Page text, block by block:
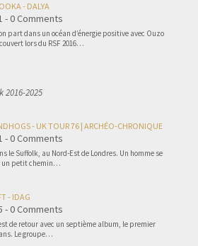
- DALYA
- 0 Comments
part dans un océan d’énergie positive avec Ouzo
lors du RSF 2016…
2016-2025
- UK TOUR 76 | ARCHÉO-CHRONIQUE
- 0 Comments
le Suffolk, au Nord-Est de Londres. Un homme se
un petit chemin…
- IDAG
- 0 Comments
de retour avec un septième album, le premier
Le groupe…